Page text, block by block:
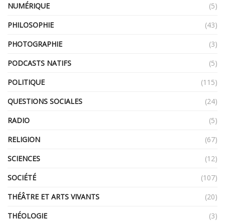
NUMÉRIQUE
(5)
PHILOSOPHIE
(43)
PHOTOGRAPHIE
(3)
PODCASTS NATIFS
(5)
POLITIQUE
(115)
QUESTIONS SOCIALES
(24)
RADIO
(5)
RELIGION
(67)
SCIENCES
(12)
SOCIÉTÉ
(107)
THÉÂTRE ET ARTS VIVANTS
(20)
THÉOLOGIE
(3)